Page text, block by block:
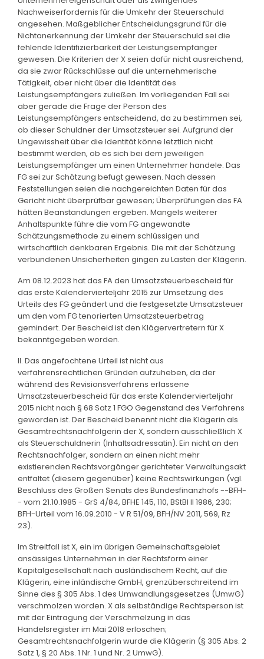
Nachweiserfordernis für die Umkehr der Steuerschuld
angesehen. Maßgeblicher Entscheidungsgrund für die
Nichtanerkennung der Umkehr der Steuerschuld sei die
fehlende Identifizierbarkeit der Leistungsempfänger
gewesen. Die Kriterien der X seien dafür nicht ausreichend,
da sie zwar Rückschlüsse auf die unternehmerische
Tätigkeit, aber nicht über die Identität des
Leistungsempfängers zuließen. Im vorliegenden Fall sei
aber gerade die Frage der Person des
Leistungsempfängers entscheidend, da zu bestimmen sei,
ob dieser Schuldner der Umsatzsteuer sei. Aufgrund der
Ungewissheit über die Identität könne letztlich nicht
bestimmt werden, ob es sich bei dem jeweiligen
Leistungsempfänger um einen Unternehmer handele. Das
FG sei zur Schätzung befugt gewesen. Nach dessen
Feststellungen seien die nachgereichten Daten für das
Gericht nicht überprüfbar gewesen; Überprüfungen des FA
hätten Beanstandungen ergeben. Mangels weiterer
Anhaltspunkte führe die vom FG angewandte
Schätzungsmethode zu einem schlüssigen und
wirtschaftlich denkbaren Ergebnis. Die mit der Schätzung
verbundenen Unsicherheiten gingen zu Lasten der Klägerin.
Am 08.12.2023 hat das FA den Umsatzsteuerbescheid für
das erste Kalendervierteljahr 2015 zur Umsetzung des
Urteils des FG geändert und die festgesetzte Umsatzsteuer
um den vom FG tenorierten Umsatzsteuerbetrag
gemindert. Der Bescheid ist den Klägervertretern für X
bekanntgegeben worden.
II. Das angefochtene Urteil ist nicht aus
verfahrensrechtlichen Gründen aufzuheben, da der
während des Revisionsverfahrens erlassene
Umsatzsteuerbescheid für das erste Kalendervierteljahr
2015 nicht nach § 68 Satz 1 FGO Gegenstand des Verfahrens
geworden ist. Der Bescheid benennt nicht die Klägerin als
Gesamtrechtsnachfolgerin der X, sondern ausschließlich X
als Steuerschuldnerin (Inhaltsadressatin). Ein nicht an den
Rechtsnachfolger, sondern an einen nicht mehr
existierenden Rechtsvorgänger gerichteter Verwaltungsakt
entfaltet (diesem gegenüber) keine Rechtswirkungen (vgl.
Beschluss des Großen Senats des Bundesfinanzhofs --BFH-
- vom 21.10.1985 - GrS 4/84, BFHE 145, 110, BStBl II 1986, 230;
BFH-Urteil vom 16.09.2010 - V R 51/09, BFH/NV 2011, 569, Rz
23).
Im Streitfall ist X, ein im übrigen Gemeinschaftsgebiet
ansässiges Unternehmen in der Rechtsform einer
Kapitalgesellschaft nach ausländischem Recht, auf die
Klägerin, eine inländische GmbH, grenzüberschreitend im
Sinne des § 305 Abs. 1 des Umwandlungsgesetzes (UmwG)
verschmolzen worden. X als selbständige Rechtsperson ist
mit der Eintragung der Verschmelzung in das
Handelsregister im Mai 2018 erloschen;
Gesamtrechtsnachfolgerin wurde die Klägerin (§ 305 Abs. 2
Satz 1, § 20 Abs. 1 Nr. 1 und Nr. 2 UmwG).